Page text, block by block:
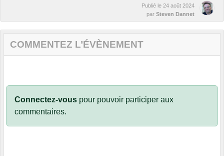
Publié le 24 août 2024
par Steven Dannet
COMMENTEZ L’ÉVÈNEMENT
Connectez-vous pour pouvoir participer aux
commentaires.